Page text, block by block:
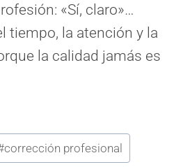
«Sí, claro»…
tiempo, la atención y la
la calidad jamás es
corrección profesional